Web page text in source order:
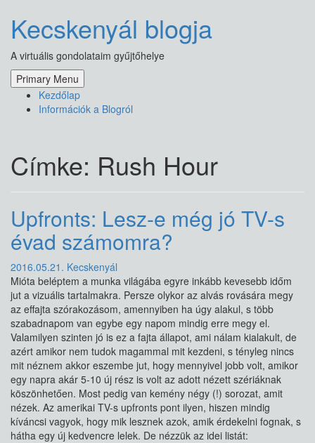
content
Kecskenyál blogja
A virtuális gondolataim gyűjtőhelye
Primary Menu
Kezdőlap
Információk a Blogról
Címke: Rush Hour
Upfronts: Lesz-e még jó TV-s
évad számomra?
2016.05.21. Kecskenyál
Mióta beléptem a munka világába egyre inkább kevesebb időm
jut a vizuális tartalmakra. Persze olykor az alvás rovására megy
az effajta szórakozásom, amennyiben ha úgy alakul, s több
szabadnapom van egybe egy napom mindig erre megy el.
Valamilyen szinten jó is ez a fajta állapot, ami nálam kialakult, de
azért amikor nem tudok magammal mit kezdeni, s tényleg nincs
mit néznem akkor eszembe jut, hogy mennyivel jobb volt, amikor
egy napra akár 5-10 új rész is volt az adott nézett szériáknak
köszönhetően. Most pedig van kemény négy (!) sorozat, amit
nézek. Az amerikai TV-s upfronts pont ilyen, hiszen mindig
kíváncsi vagyok, hogy mik lesznek azok, amik érdekelni fognak, s
hátha egy új kedvencre lelek. De nézzük az idei listát: